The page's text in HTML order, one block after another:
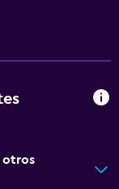
otros